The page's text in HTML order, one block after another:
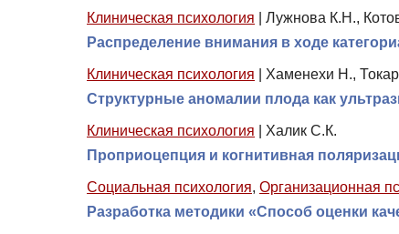
Клиническая психология
Лужнова К.Н.,
Распределение внимания в ходе
Клиническая психология
Хаменехи Н.,
Структурные аномалии плода как
Клиническая психология
Халик С.К.
Проприоцепция и когнитивная
Социальная психология, Организационная
Разработка методики «Способ оценки